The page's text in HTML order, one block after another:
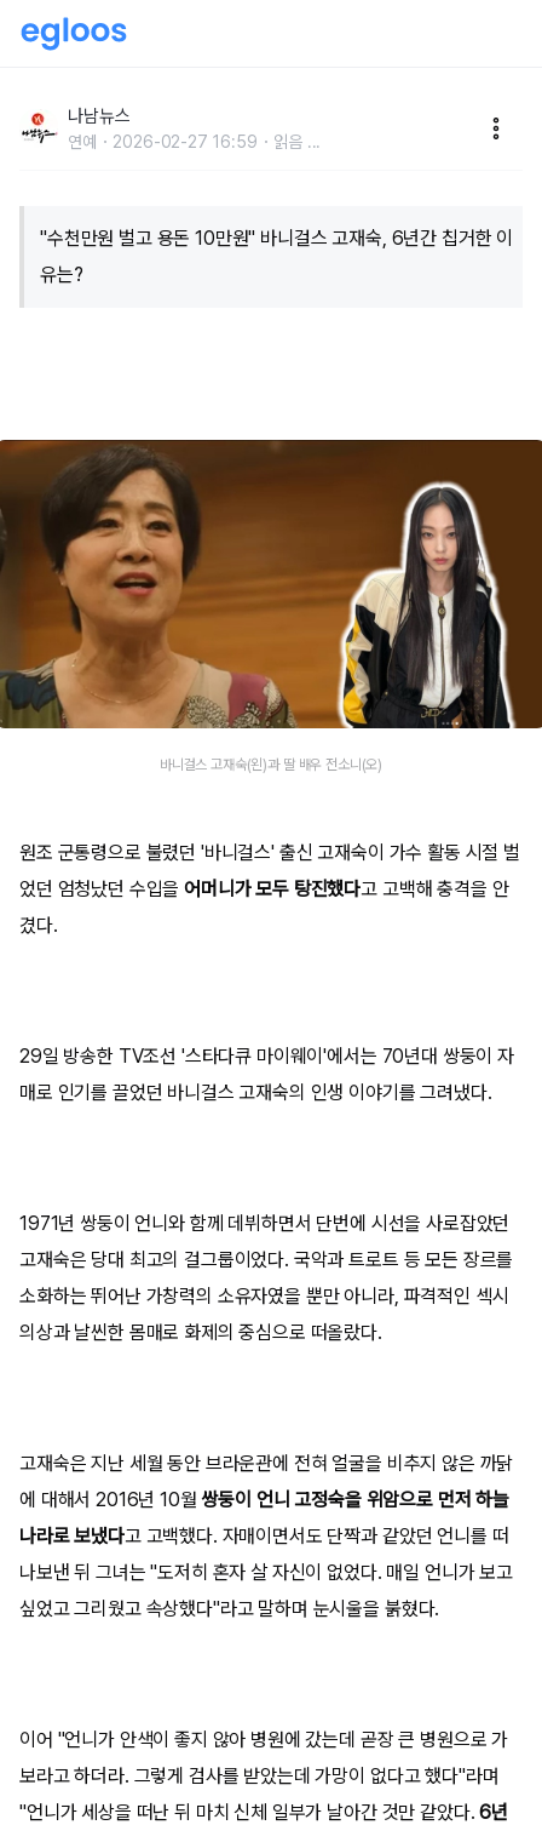
칩거한 이유는?
나남뉴스
연예 2026-02-27 16:59 읽음 ...
​"수천만원 벌고 용돈 10만원" 바니걸스 고재숙, 6년간 칩거한 이
유는?
바니걸스 고재숙(왼)과 딸 배우 전소니(오)
원조 군통령으로 불렸던 '바니걸스' 출신 고재숙이 가수 활동 시절 벌
었던 엄청났던 수입을어머니가 모두 탕진했다고 고백해 충격을 안
겼다.
29일 방송한 TV조선 '스타다큐 마이웨이'에서는 70년대 쌍둥이 자
매로 인기를 끌었던 바니걸스 고재숙의 인생 이야기를 그려냈다.
1971년 쌍둥이 언니와 함께 데뷔하면서 단번에 시선을 사로잡았던
고재숙은 당대 최고의 걸그룹이었다. 국악과 트로트 등 모든 장르를
소화하는 뛰어난 가창력의 소유자였을 뿐만 아니라, 파격적인 섹시
의상과 날씬한 몸매로 화제의 중심으로 떠올랐다.
고재숙은 지난 세월 동안 브라운관에 전혀 얼굴을 비추지 않은 까닭
에 대해서 2016년 10월쌍둥이 언니 고정숙을 위암으로 먼저 하늘
나라로 보냈다고 고백했다. 자매이면서도 단짝과 같았던 언니를 떠
나보낸 뒤 그녀는 "도저히 혼자 살 자신이 없었다. 매일 언니가 보고
싶었고 그리웠고 속상했다"라고 말하며 눈시울을 붉혔다.
이어 "언니가 안색이 좋지 않아 병원에 갔는데 곧장 큰 병원으로 가
보라고 하더라. 그렇게 검사를 받았는데 가망이 없다고 했다"라며
"언니가 세상을 떠난 뒤 마치 신체 일부가 날아간 것만 같았다.6년